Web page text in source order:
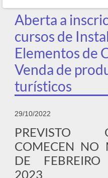
Aberta a
cursos de
Elementos de
Venda de
turísticos
29/10/2022
PREVISTO
COMECEN NO
DE
2023